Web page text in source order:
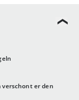
verschont er den